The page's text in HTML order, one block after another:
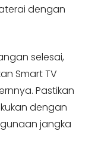
dengan
selesai,
Smart TV
Pastikan
dengan
jangka